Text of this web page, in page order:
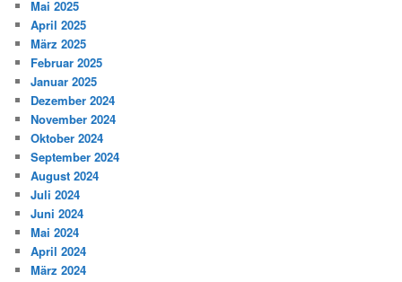
Mai 2025
April 2025
März 2025
Februar 2025
Januar 2025
Dezember 2024
November 2024
Oktober 2024
September 2024
August 2024
Juli 2024
Juni 2024
Mai 2024
April 2024
März 2024